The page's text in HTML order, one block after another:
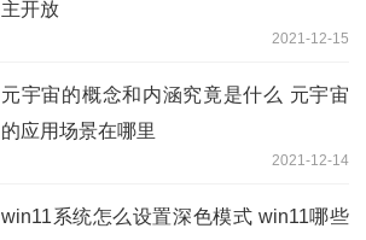
主开放
2021-12-15
元宇宙的概念和内涵究竟是什么 元宇宙
的应用场景在哪里
2021-12-14
win11系统怎么设置深色模式 win11哪些